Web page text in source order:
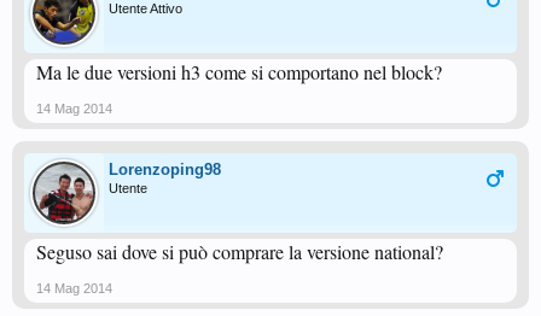
Utente Attivo
Ma le due versioni h3 come si comportano nel block?
14 Mag 2014
Lorenzoping98
Utente
Seguso sai dove si può comprare la versione national?
14 Mag 2014